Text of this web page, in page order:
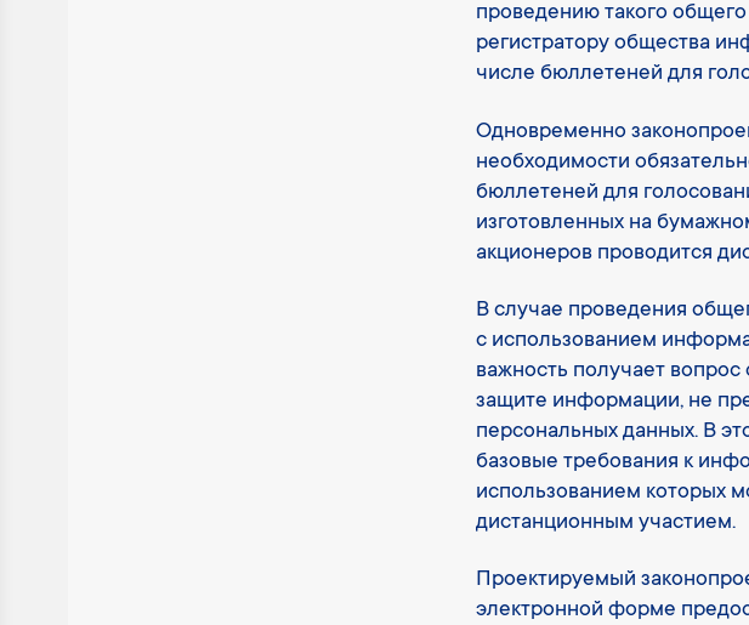
проведению такого
регистратору общества
числе бюллетеней для
Одновременно
необходимости
бюллетеней для
изготовленных на
акционеров проводится
В случае проведения
с использованием
важность получает вопрос
защите информации, не
персональных данных. В
базовые требования к
использованием которых
дистанционным участием.
Проектируемый
электронной форме